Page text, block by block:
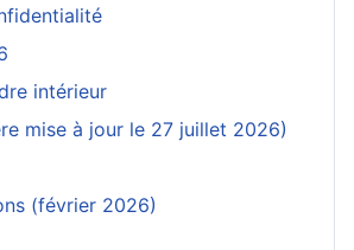
intérieur
mise à jour le 27 juillet 2026)
(février 2026)